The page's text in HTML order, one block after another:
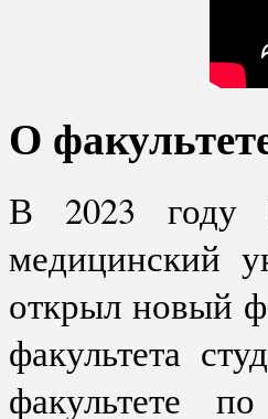
О
В 2023 году
медицинский
открыл новый
факультета
факультете